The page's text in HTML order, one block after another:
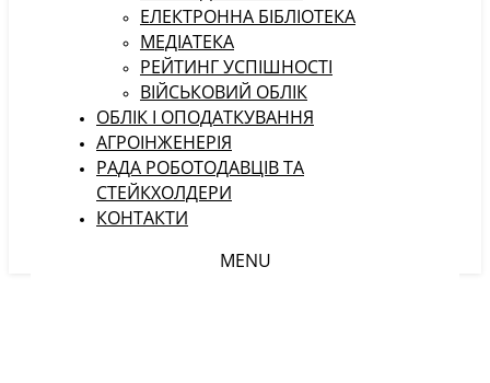
ЕЛЕКТРОННА БІБЛІОТЕКА
МЕДІАТЕКА
РЕЙТИНГ УСПІШНОСТІ
ВІЙСЬКОВИЙ ОБЛІК
ОБЛІК І ОПОДАТКУВАННЯ
АГРОІНЖЕНЕРІЯ
РАДА РОБОТОДАВЦІВ ТА
СТЕЙКХОЛДЕРИ
КОНТАКТИ
MENU